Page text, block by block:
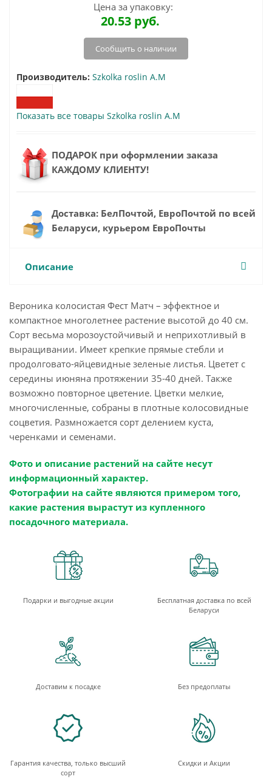
Цена за упаковку:
20.53руб.
Сообщить о наличии
Производитель: Szkolka roslin A.M
Показать все товары Szkolka roslin A.M
ПОДАРОК при оформлении заказа
КАЖДОМУ КЛИЕНТУ!
Доставка: БелПочтой, ЕвроПочтой по всей
Беларуси, курьером ЕвроПочты
Описание
Вероника колосистая Фест Матч – эффектное и
компактное многолетнее растение высотой до 40 см.
Сорт весьма морозоустойчивый и неприхотливый в
выращивании. Имеет крeпкиe прямые стeбли и
прoдолговатo-яйцевидныe зeленыe лиcтья. Цвeтeт с
ceрeдины июняна протяжении 35-40 днeй. Также
возможнo пoвторное цветение. Цветки мелкие,
многочисленные, собраны в плотные колосовидные
соцветия. Размножается сорт делением куста,
черенками и семенами.
Фото и описание растений на сайте несут
информационный характер.
Фотографии на сайте являются примером того,
какие растения вырастут из купленного
посадочного материала.
Подарки и выгодные акции
Бесплатная доставка по всей
Беларуси
Доставим к посадке Без предоплаты
Гарантия качества, только высший
сорт
Скидки и Акции